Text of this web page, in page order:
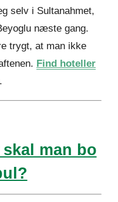
selv i Sultanahmet,
næste gang.
trygt, at man ikke
Find hoteller
man bo